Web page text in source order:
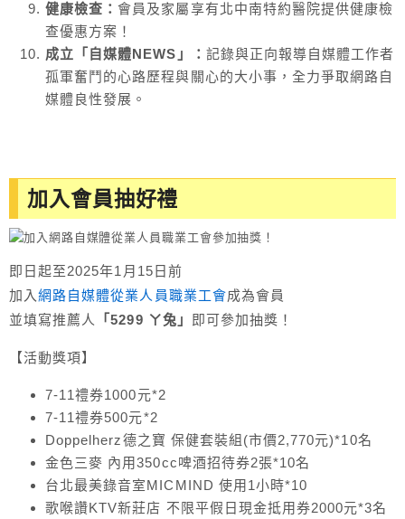
健康檢查：會員及家屬享有北中南特約醫院提供健康檢
查優惠方案！
成立「自媒體NEWS」： 記錄與正向報導自媒體工作者
孤軍奮鬥的心路歷程與關心的大小事，全力爭取網路自
媒體良性發展。
加入會員抽好禮
即日起至2025年1月15日前
加入網路自媒體從業人員職業工會成為會員
並填寫推薦人
「5299 ㄚ兔」 即可參加抽獎！
【活動獎項】
7-11禮券1000元*2
7-11禮券500元*2
Doppelherz德之寶 保健套裝組(市價2,770元)*10名
金色三麥 內用350cc啤酒招待券2張*10名
台北最美錄音室MICMIND 使用1小時*10
歌喉讚KTV新莊店 不限平假日現金抵用券2000元*3名